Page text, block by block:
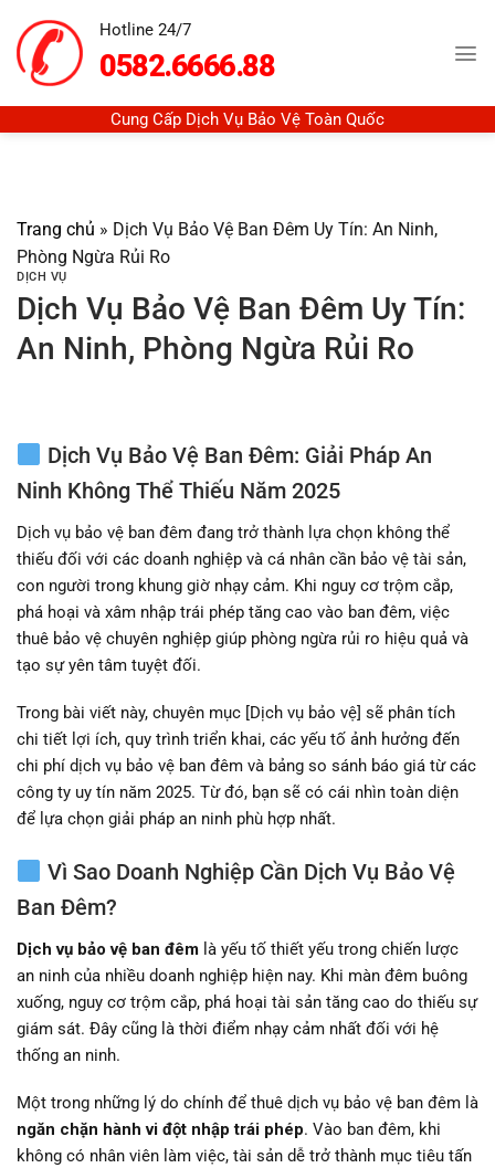
đến
nội
Hotline 24/7
0582.6666.88
Cung Cấp Dịch Vụ Bảo Vệ Toàn Quốc
Trang chủ » Dịch Vụ Bảo Vệ Ban Đêm Uy Tín: An Ninh,
Phòng Ngừa Rủi Ro
DỊCH VỤ
Dịch Vụ Bảo Vệ Ban Đêm Uy Tín:
An Ninh, Phòng Ngừa Rủi Ro
Dịch Vụ Bảo Vệ Ban Đêm: Giải Pháp An
Ninh Không Thể Thiếu Năm 2025
Dịch vụ bảo vệ ban đêm đang trở thành lựa chọn không thể
thiếu đối với các doanh nghiệp và cá nhân cần bảo vệ tài sản,
con người trong khung giờ nhạy cảm. Khi nguy cơ trộm cắp,
phá hoại và xâm nhập trái phép tăng cao vào ban đêm, việc
thuê bảo vệ chuyên nghiệp giúp phòng ngừa rủi ro hiệu quả và
tạo sự yên tâm tuyệt đối.
Trong bài viết này, chuyên mục [Dịch vụ bảo vệ] sẽ phân tích
chi tiết lợi ích, quy trình triển khai, các yếu tố ảnh hưởng đến
chi phí dịch vụ bảo vệ ban đêm và bảng so sánh báo giá từ các
công ty uy tín năm 2025. Từ đó, bạn sẽ có cái nhìn toàn diện
để lựa chọn giải pháp an ninh phù hợp nhất.
Vì Sao Doanh Nghiệp Cần Dịch Vụ Bảo Vệ
Ban Đêm?
Dịch vụ bảo vệ ban đêm là yếu tố thiết yếu trong chiến lược
an ninh của nhiều doanh nghiệp hiện nay. Khi màn đêm buông
xuống, nguy cơ trộm cắp, phá hoại tài sản tăng cao do thiếu sự
giám sát. Đây cũng là thời điểm nhạy cảm nhất đối với hệ
thống an ninh.
Một trong những lý do chính để thuê dịch vụ bảo vệ ban đêm là
ngăn chặn hành vi đột nhập trái phép. Vào ban đêm, khi
không có nhân viên làm việc, tài sản dễ trở thành mục tiêu tấn